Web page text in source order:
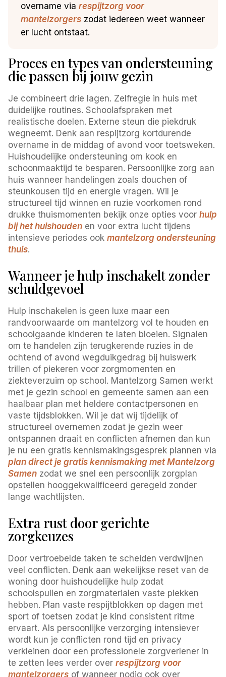
overname viarespijtzorg voor
mantelzorgers zodat iedereen weet wanneer
er lucht ontstaat.
Proces en types van ondersteuning
die passen bij jouw gezin
Je combineert drie lagen. Zelfregie in huis met
duidelijke routines. Schoolafspraken met
realistische doelen. Externe steun die piekdruk
wegneemt. Denk aan respijtzorg kortdurende
overname in de middag of avond voor toetsweken.
Huishoudelijke ondersteuning om kook en
schoonmaaktijd te besparen. Persoonlijke zorg aan
huis wanneer handelingen zoals douchen of
steunkousen tijd en energie vragen. Wil je
structureel tijd winnen en ruzie voorkomen rond
drukke thuismomenten bekijk onze opties voorhulp
bij het huishouden en voor extra lucht tijdens
intensieve periodes ookmantelzorg ondersteuning
thuis.
Wanneer je hulp inschakelt zonder
schuldgevoel
Hulp inschakelen is geen luxe maar een
randvoorwaarde om mantelzorg vol te houden en
schoolgaande kinderen te laten bloeien. Signalen
om te handelen zijn terugkerende ruzies in de
ochtend of avond wegduikgedrag bij huiswerk
trillen of piekeren voor zorgmomenten en
ziekteverzuim op school. Mantelzorg Samen werkt
met je gezin school en gemeente samen aan een
haalbaar plan met heldere contactpersonen en
vaste tijdsblokken. Wil je dat wij tijdelijk of
structureel overnemen zodat je gezin weer
ontspannen draait en conflicten afnemen dan kun
je nu een gratis kennismakingsgesprek plannen via
plan direct je gratis kennismaking met Mantelzorg
Samen zodat we snel een persoonlijk zorgplan
opstellen hooggekwalificeerd geregeld zonder
lange wachtlijsten.
Extra rust door gerichte
zorgkeuzes
Door vertroebelde taken te scheiden verdwijnen
veel conflicten. Denk aan wekelijkse reset van de
woning door huishoudelijke hulp zodat
schoolspullen en zorgmaterialen vaste plekken
hebben. Plan vaste respijtblokken op dagen met
sport of toetsen zodat je kind consistent ritme
ervaart. Als persoonlijke verzorging intensiever
wordt kun je conflicten rond tijd en privacy
verkleinen door een professionele zorgverlener in
te zetten lees verder overrespijtzorg voor
mantelzorgers of wanneer nodig ook over